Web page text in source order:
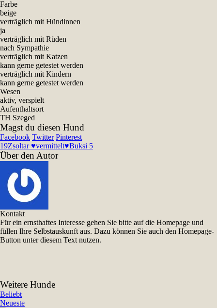
Farbe
beige
verträglich mit Hündinnen
ja
verträglich mit Rüden
nach Sympathie
verträglich mit Katzen
kann gerne getestet werden
verträglich mit Kindern
kann gerne getestet werden
Wesen
aktiv, verspielt
Aufenthaltsort
TH Szeged
Magst du diesen Hund
Facebook Twitter Pinterest
19Zsoltar ♥vermittelt♥Buksi 5
Über den Autor
Kontakt
Für ein ernsthaftes Interesse gehen Sie bitte auf die Homepage und
füllen Ihre Selbstauskunft aus. Dazu können Sie auch den Homepage-
Button unter diesem Text nutzen.
Weitere Hunde
Beliebt
Neueste